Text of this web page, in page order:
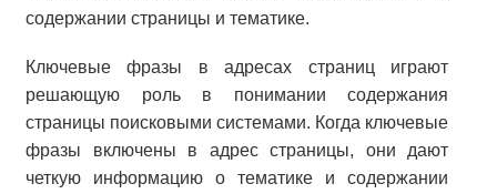
содержании страницы и тематике.
Ключевые фразы в адресах страниц играют
решающую роль в понимании содержания
страницы поисковыми системами. Когда ключевые
фразы включены в адрес страницы, они дают
четкую информацию о тематике и содержании